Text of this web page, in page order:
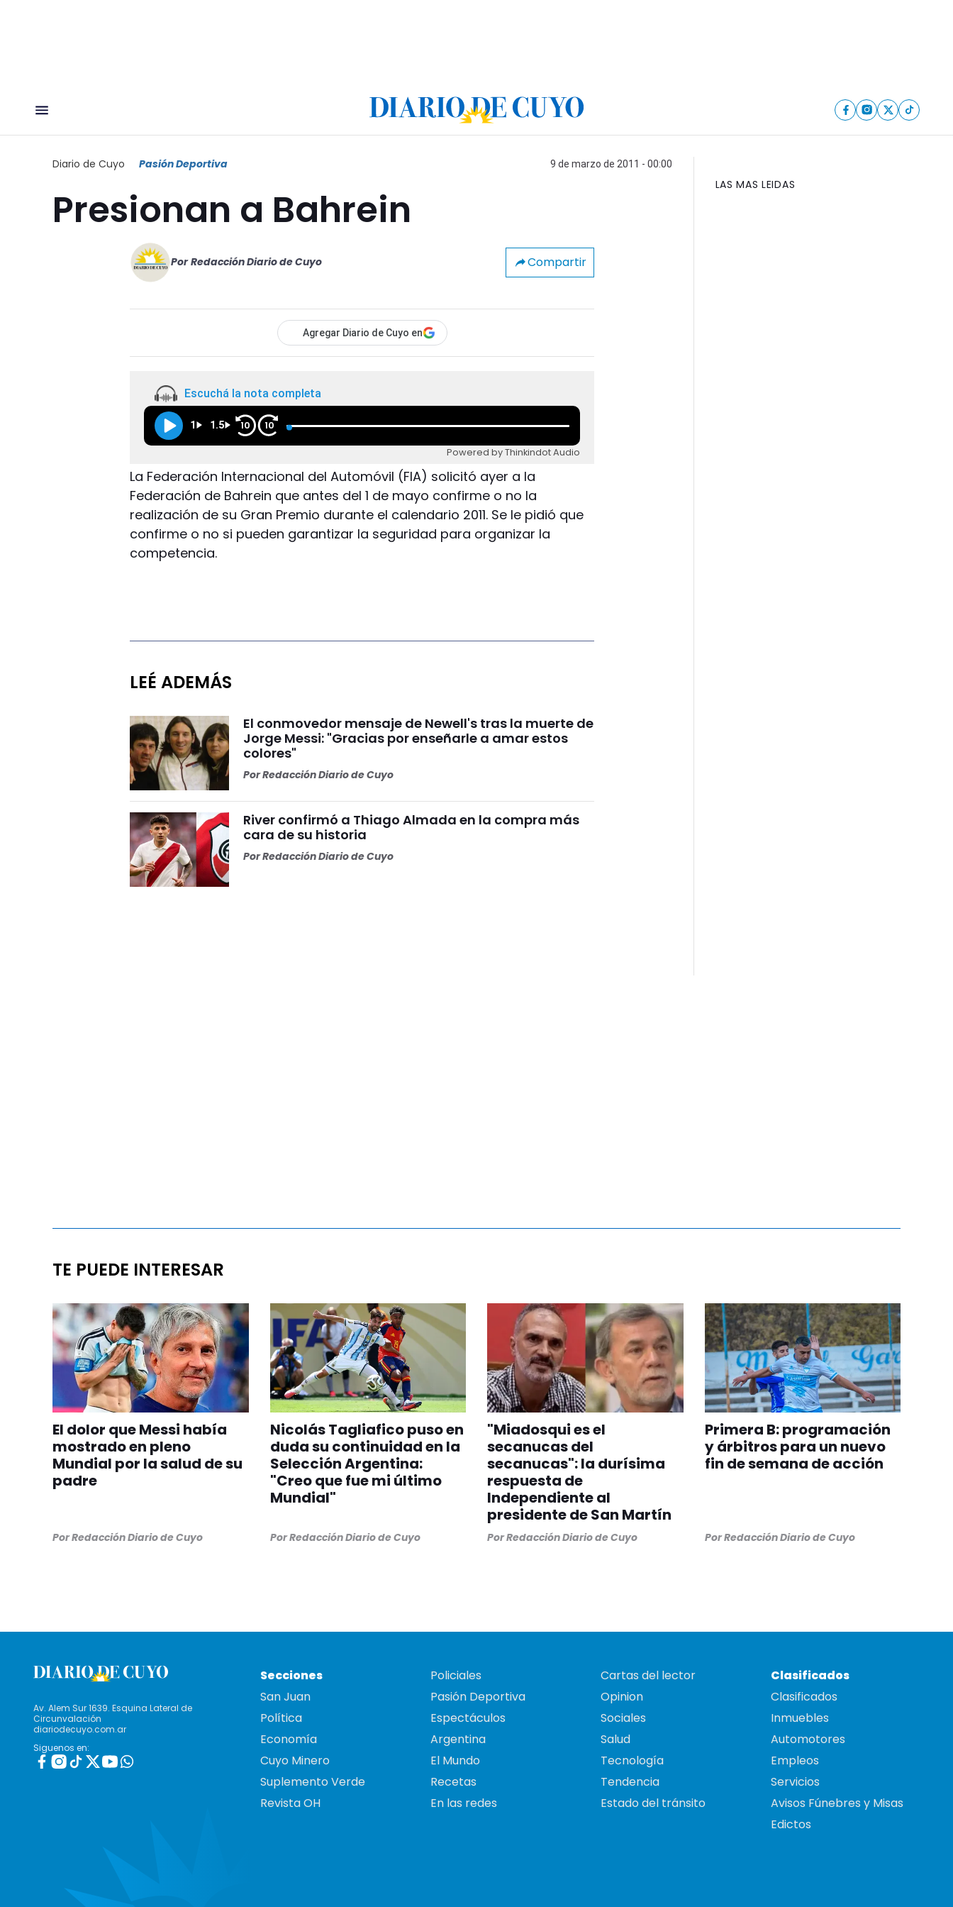
Diario de Cuyo Pasión Deportiva 9 de marzo de 2011 - 00:00
Presionan a Bahrein
Por Redacción Diario de Cuyo Compartir
Agregar Diario de Cuyo en
Escuchá la nota completa
1 1.5 10 10
Powered by Thinkindot Audio
La Federación Internacional del Automóvil (FIA) solicitó ayer a la
Federación de Bahrein que antes del 1 de mayo confirme o no la
realización de su Gran Premio durante el calendario 2011. Se le pidió que
confirme o no si pueden garantizar la seguridad para organizar la
competencia.
LEÉ ADEMÁS
El conmovedor mensaje de Newell's tras la muerte de
Jorge Messi: "Gracias por enseñarle a amar estos
colores"
PorRedacción Diario de Cuyo
River confirmó a Thiago Almada en la compra más
cara de su historia
PorRedacción Diario de Cuyo
LAS MAS LEIDAS
TE PUEDE INTERESAR
El dolor que Messi había
mostrado en pleno
Mundial por la salud de su
padre
PorRedacción Diario de Cuyo
Nicolás Tagliafico puso en
duda su continuidad en la
Selección Argentina:
"Creo que fue mi último
Mundial"
PorRedacción Diario de Cuyo
"Miadosqui es el
secanucas del
secanucas": la durísima
respuesta de
Independiente al
presidente de San Martín
PorRedacción Diario de Cuyo
Primera B: programación
y árbitros para un nuevo
fin de semana de acción
PorRedacción Diario de Cuyo
Av. Alem Sur 1639. Esquina Lateral de
Circunvalación
diariodecuyo.com.ar
Siguenos en:
Secciones
San Juan
Política
Economía
Cuyo Minero
Suplemento Verde
Revista OH
Policiales
Pasión Deportiva
Espectáculos
Argentina
El Mundo
Recetas
En las redes
Cartas del lector
Opinion
Sociales
Salud
Tecnología
Tendencia
Estado del tránsito
Clasificados
Clasificados
Inmuebles
Automotores
Empleos
Servicios
Avisos Fúnebres y Misas
Edictos